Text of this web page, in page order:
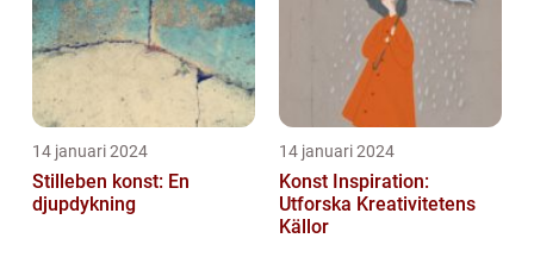
14 januari 2024
Stilleben konst: En
djupdykning
14 januari 2024
Konst Inspiration:
Utforska Kreativitetens
Källor